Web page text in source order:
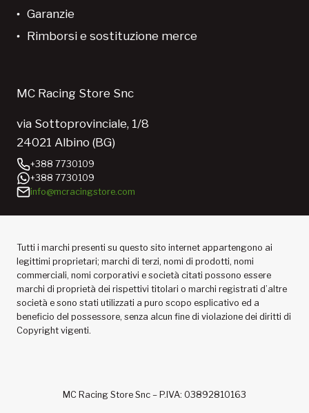
Garanzie
Rimborsi e sostituzione merce
MC Racing Store Snc
via Sottoprovinciale, 1/8
24021 Albino (BG)
+388 7730109
+388 7730109
info@mcracingstore.com
Tutti i marchi presenti su questo sito internet appartengono ai
legittimi proprietari; marchi di terzi, nomi di prodotti, nomi
commerciali, nomi corporativi e società citati possono essere
marchi di proprietà dei rispettivi titolari o marchi registrati d’altre
società e sono stati utilizzati a puro scopo esplicativo ed a
beneficio del possessore, senza alcun fine di violazione dei diritti di
Copyright vigenti.
MC Racing Store Snc – P.IVA: 03892810163